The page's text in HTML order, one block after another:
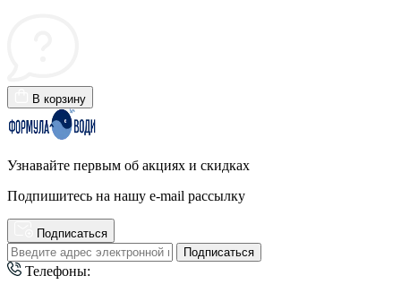
В корзину
Узнавайте первым об акциях и скидках
Подпишитесь на нашу e-mail рассылку
Подписаться
Подписаться
Телефоны: